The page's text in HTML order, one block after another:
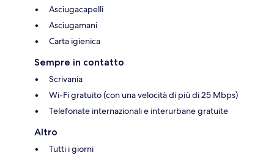
Asciugacapelli
Asciugamani
Carta igienica
Sempre in contatto
Scrivania
Wi-Fi gratuito (con una velocità di più di 25 Mbps)
Telefonate internazionali e interurbane gratuite
Altro
Tutti i giorni